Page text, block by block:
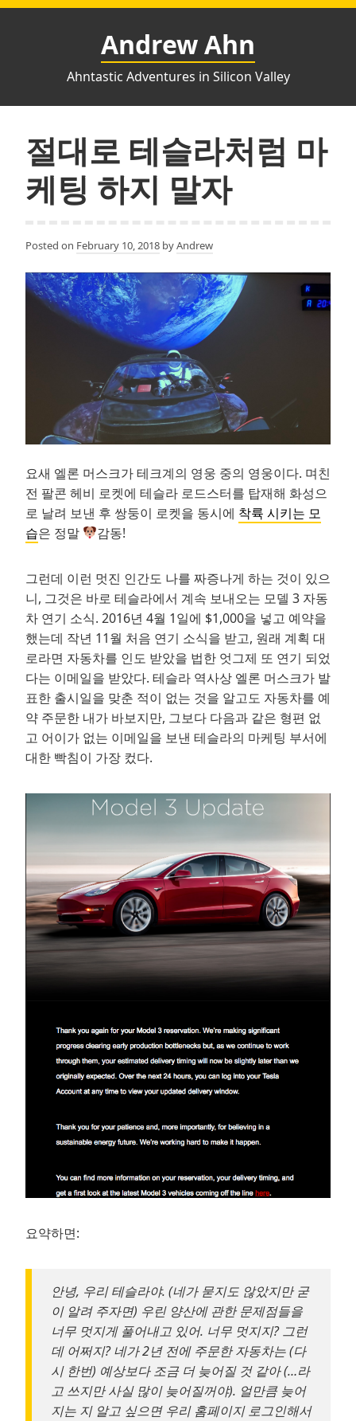
Skip
Andrew Ahn
Ahntastic Adventures in Silicon Valley
절대로 테슬라처럼 마
케팅 하지 말자
Posted on February 10, 2018 byAndrew
요새 엘론 머스크가 테크계의 영웅 중의 영웅이다. 며친
전 팔콘 헤비 로켓에 테슬라 로드스터를 탑재해 화성으
로 날려 보낸 후 쌍둥이 로켓을 동시에 착륙 시키는 모
습은 정말 감동!
그런데 이런 멋진 인간도 나를 짜증나게 하는 것이 있으
니, 그것은 바로 테슬라에서 계속 보내오는 모델 3 자동
차 연기 소식. 2016년 4월 1일에 $1,000을 넣고 예약을
했는데 작년 11월 처음 연기 소식을 받고, 원래 계획 대
로라면 자동차를 인도 받았을 법한 엇그제 또 연기 되었
다는 이메일을 받았다. 테슬라 역사상 엘론 머스크가 발
표한 출시일을 맞춘 적이 없는 것을 알고도 자동차를 예
약 주문한 내가 바보지만, 그보다 다음과 같은 형편 없
고 어이가 없는 이메일을 보낸 테슬라의 마케팅 부서에
대한 빡침이 가장 컸다.
요약하면:
안녕, 우리 테슬라야. (네가 묻지도 않았지만 굳
이 알려 주자면) 우린 양산에 관한 문제점들을
너무 멋지게 풀어내고 있어. 너무 멋지지? 그런
데 어쩌지? 네가 2년 전에 주문한 자동차는 (다
시 한번) 예상보다 조금 더 늦어질 것 같아 (…라
고 쓰지만 사실 많이 늦어질꺼야). 얼만큼 늦어
지는 지 알고 싶으면 우리 홈페이지 로그인해서